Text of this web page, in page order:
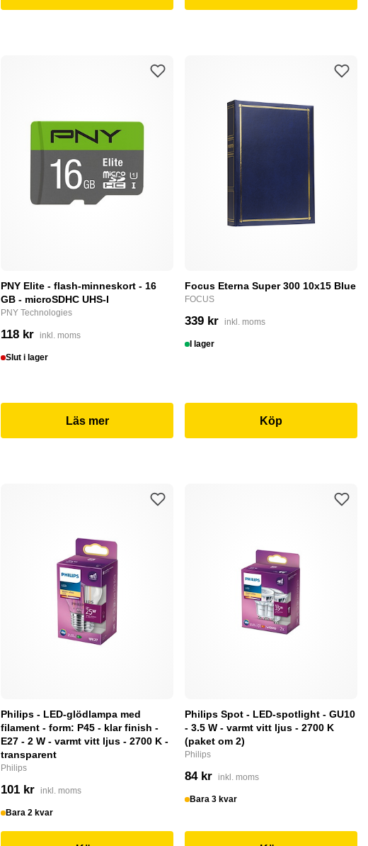
PNY Elite - flash-minneskort - 16
GB - microSDHC UHS-I
PNY Technologies
118 kr inkl. moms
Slut i lager
Läs mer
Focus Eterna Super 300 10x15 Blue
FOCUS
339 kr inkl. moms
I lager
Köp
Philips - LED-glödlampa med
filament - form: P45 - klar finish -
E27 - 2 W - varmt vitt ljus - 2700 K -
transparent
Philips
101 kr inkl. moms
Bara 2 kvar
Philips Spot - LED-spotlight - GU10
- 3.5 W - varmt vitt ljus - 2700 K
(paket om 2)
Philips
84 kr inkl. moms
Bara 3 kvar